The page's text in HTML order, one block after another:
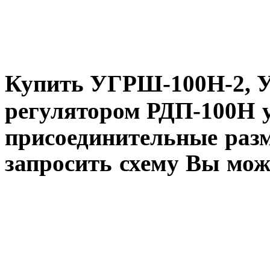
Купить УГРШ-100Н-2,
регулятором РДП-100Н
присоединительные
запросить схему Вы